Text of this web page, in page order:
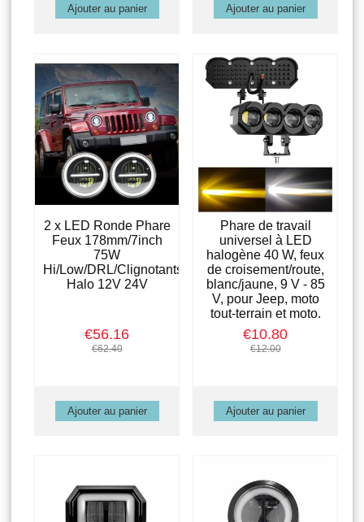
2 x LED Ronde Phare
Feux 178mm/7inch
75W
Hi/Low/DRL/Clignotants
Halo 12V 24V
€56.16
€62.40
Phare de travail
universel à LED
halogène 40 W, feux
de croisement/route,
blanc/jaune, 9 V - 85
V, pour Jeep, moto
tout-terrain et moto.
€10.80
€12.00